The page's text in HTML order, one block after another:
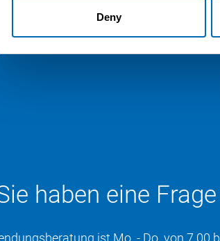
Deny
haben eine
ist Mo. - Do. von 7.00